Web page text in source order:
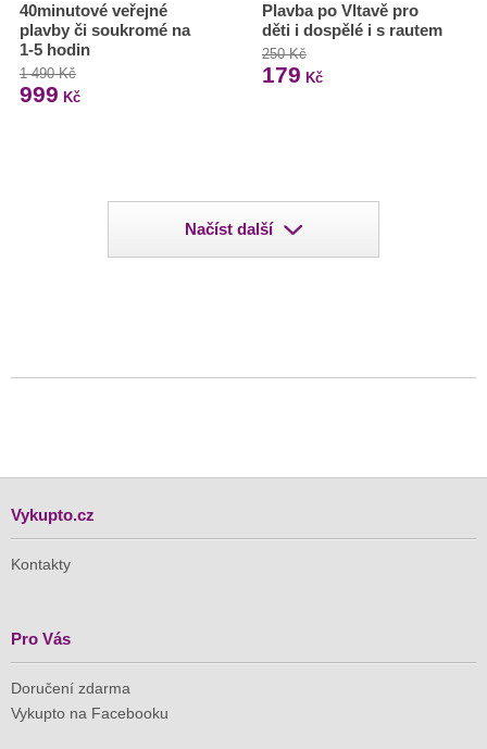
40minutové veřejné
plavby či soukromé na
1-5 hodin
1 490 Kč
999 Kč
Plavba po Vltavě pro
děti i dospělé i s rautem
250 Kč
179 Kč
Načíst další
Vykupto.cz
Kontakty
Pro Vás
Doručení zdarma
Vykupto na Facebooku